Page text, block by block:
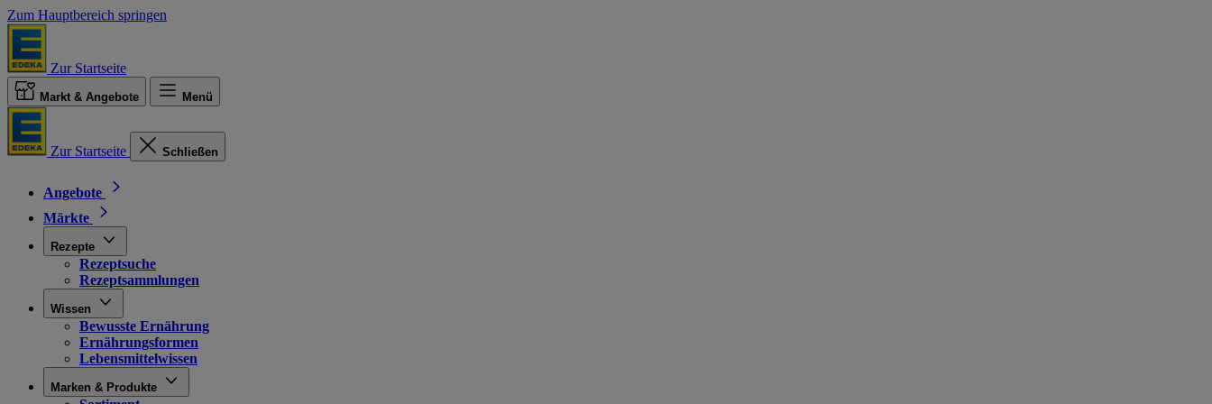
Zum Hauptbereich springen
Zur Startseite
Markt & Angebote Menü
Zur Startseite Schließen
Angebote
Märkte
Rezepte
Rezeptsuche
Rezeptsammlungen
Wissen
Bewusste Ernährung
Ernährungsformen
Lebensmittelwissen
Marken & Produkte